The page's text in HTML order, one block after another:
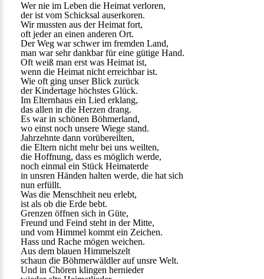
Wer nie im Leben die Heimat verloren,
der ist vom Schicksal auserkoren.
Wir mussten aus der Heimat fort,
oft jeder an einen anderen Ort.
Der Weg war schwer im fremden Land,
man war sehr dankbar für eine gütige Hand.
Oft weiß man erst was Heimat ist,
wenn die Heimat nicht erreichbar ist.
Wie oft ging unser Blick zurück
der Kindertage höchstes Glück.
Im Elternhaus ein Lied erklang,
das allen in die Herzen drang.
Es war in schönen Böhmerland,
wo einst noch unsere Wiege stand.
Jahrzehnte dann vorübereilten,
die Eltern nicht mehr bei uns weilten,
die Hoffnung, dass es möglich werde,
noch einmal ein Stück Heimaterde
in unsren Händen halten werde, die hat sich
nun erfüllt.
Was die Menschheit neu erlebt,
ist als ob die Erde bebt.
Grenzen öffnen sich in Güte,
Freund und Feind steht in der Mitte,
und vom Himmel kommt ein Zeichen.
Hass und Rache mögen weichen.
Aus dem blauen Himmelszelt
schaun die Böhmerwäldler auf unsre Welt.
Und in Chören klingen hernieder